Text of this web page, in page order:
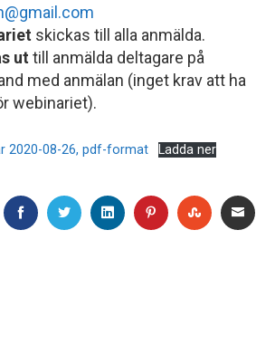
skickas till alla anmälda.
ut till anmälda deltagare på
med anmälan (inget krav att ha
webinariet).
2020-08-26, pdf-format Ladda ner
FACEBOOKTWITTERLINKEDINPINTEREST